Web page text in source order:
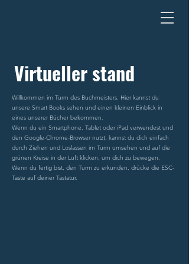
Virtueller stand
Willkommen im Turm des Buchmeisters. Hier kannst du
unsere Smart Books sehen und einen kleinen Einblick in
eines unserer Bücher bekommen.
Wenn du ein Smartphone, Tablet oder iPad verwendest und
den Google-Chrome-Browser nutzt, kannst du dich einfach
durch Ziehen und Loslassen im Turm umsehen und auf die
grünen Kreise in der Luft klicken, um dich zu bewegen.
Wenn du fertig bist, den Turm zu erkunden, drücke die ESC-
Taste auf deiner Tastatur.